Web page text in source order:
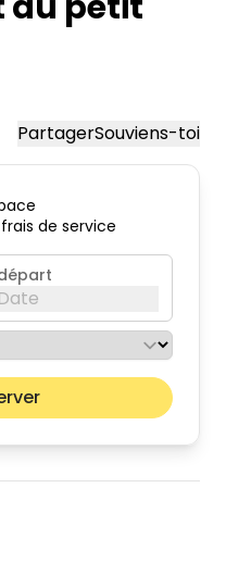
PartagerSouviens-toi
de service
Date
Mois
ven.